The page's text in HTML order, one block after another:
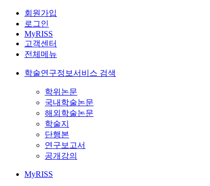
회원가입
로그인
MyRISS
고객센터
전체메뉴
학술연구정보서비스 검색
학위논문
국내학술논문
해외학술논문
학술지
단행본
연구보고서
공개강의
MyRISS